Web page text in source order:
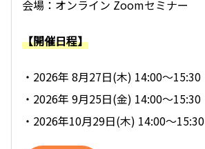
会場：オンライン Zoomセミナー
【開催日程】
・2026年 8月27日(木) 14:00～15:30
・2026年 9月25日(金) 14:00～15:30
・2026年10月29日(木) 14:00～15:30